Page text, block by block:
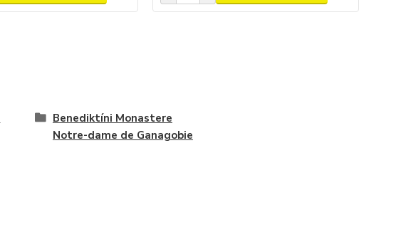
Benediktíni Monastere
Notre-dame de Ganagobie